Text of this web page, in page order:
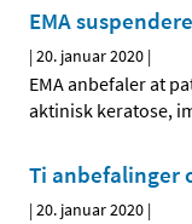
EMA
|20. januar 2020 |
EMA anbefaler at
aktinisk keratose,
Ti anbefalinger
|20. januar 2020 |